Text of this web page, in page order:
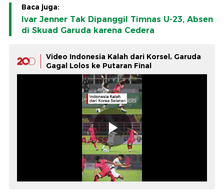
Baca juga:
Ivar Jenner Tak Dipanggil Timnas U-23, Absen
di Skuad Garuda karena Cedera
Video Indonesia Kalah dari Korsel, Garuda
Gagal Lolos ke Putaran Final